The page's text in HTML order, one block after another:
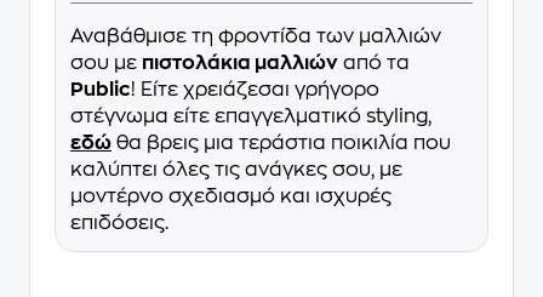
Αναβάθμισε τη φροντίδα των μαλλιών
σου με πιστολάκια μαλλιών από τα
Public! Είτε χρειάζεσαι γρήγορο
στέγνωμα είτε επαγγελματικό styling,
εδώ θα βρεις μια τεράστια ποικιλία που
καλύπτει όλες τις ανάγκες σου, με
μοντέρνο σχεδιασμό και ισχυρές
επιδόσεις.